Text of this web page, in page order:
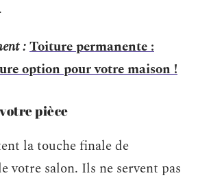
:Toiture permanente :
option pour votre maison !
pièce
la touche finale de
votre salon. Ils ne servent pas